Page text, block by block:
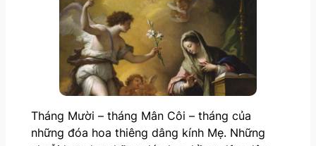
Tháng Mười – tháng Mân Côi – tháng của
những đóa hoa thiêng dâng kính Mẹ. Những